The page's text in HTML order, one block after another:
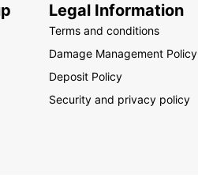
Legal Information
Terms and conditions
Damage Management Policy
Deposit Policy
Security and privacy policy